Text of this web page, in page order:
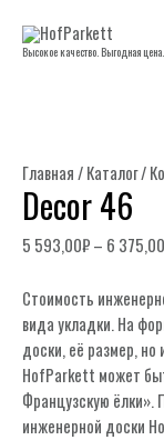
Высокое качество. Выгодная цена.
Главная/Каталог/
Decor 46
5 593,00₽– 6 375,00
Стоимость
вида укладки. На
доски, её размер,
HofParkett может
Французскую ёлки».
инженерной доски